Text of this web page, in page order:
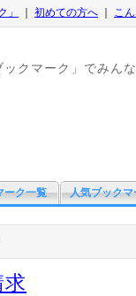
」 初めての方へ
こ
クマーク」でみん
ーク一覧 人気ブックマ
求